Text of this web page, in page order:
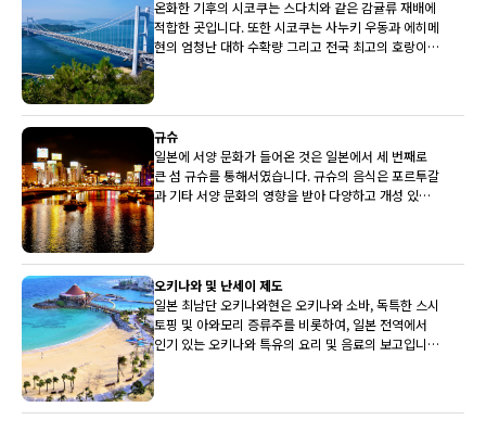
온화한 기후의 시코쿠는 스다치와 같은 감귤류 재배에
적합한 곳입니다. 또한 시코쿠는 사누키 우동과 에히메
현의 엄청난 대하 수확량 그리고 전국 최고의 호랑이
규슈
일본에 서양 문화가 들어온 것은 일본에서 세 번째로
큰 섬 규슈를 통해서였습니다. 규슈의 음식은 포르투갈
과 기타 서양 문화의 영향을 받아 다양하고 개성 있는
오키나와 및 난세이 제도
일본 최남단 오키나와현은 오키나와 소바, 독특한 스시
토핑 및 아와모리 증류주를 비롯하여, 일본 전역에서
인기 있는 오키나와 특유의 요리 및 음료의 보고입니